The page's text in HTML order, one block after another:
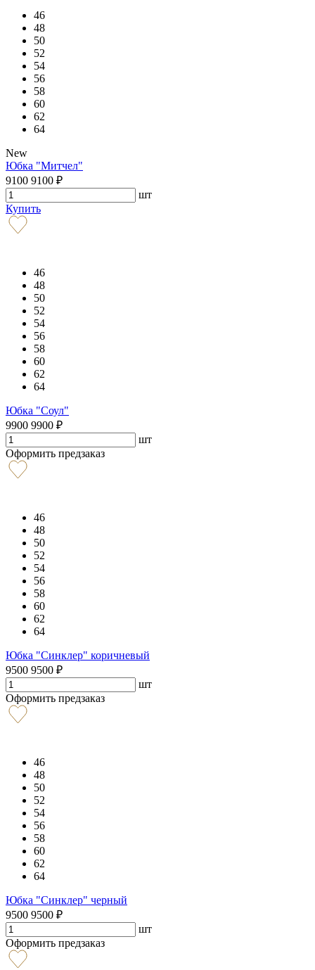
46
48
50
52
54
56
58
60
62
64
New
Юбка "Митчел"
9100 9100 ₽
шт
Купить
46
48
50
52
54
56
58
60
62
64
Юбка "Соул"
9900 9900 ₽
шт
Оформить предзаказ
46
48
50
52
54
56
58
60
62
64
Юбка "Синклер" коричневый
9500 9500 ₽
шт
Оформить предзаказ
46
48
50
52
54
56
58
60
62
64
Юбка "Синклер" черный
9500 9500 ₽
шт
Оформить предзаказ